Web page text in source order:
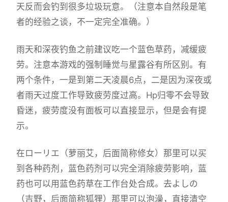
天反而会钓到很多垃圾玩意。（注意本自然段是笔
者的经验之谈，不一定完全准确。）
雨天和深夜钓鱼之前建议吃一个蓝色草药，减缓疲
劳。注意本游戏的强制睡觉与星露谷有所区别。有
两个条件，一是到第二天凌晨6点，二是因为深夜或
者雨天过度工作导致疲劳度过高。Hp归零不会导致
昏迷，疲劳度没有面板可以直接显示，但是会有提
示。
在ローリエ（萝丽艾，后面简称修女）那里可以买
到各种药剂，蓝色药剂可以完全消除疲劳影响，蓝
药也可以用蓝色药草在工作台处合成。去よしの
（吉野，后面简称狐狸）那里可以泡澡，直接清空